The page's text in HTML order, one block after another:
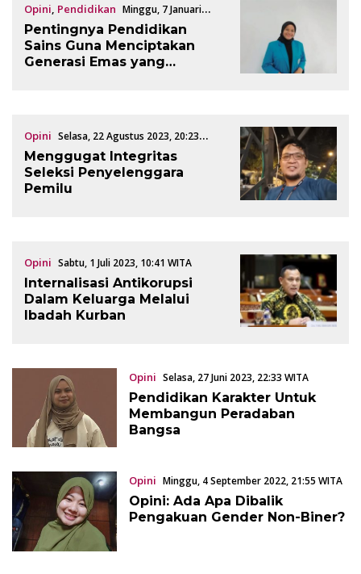
Opini, Pendidikan Minggu, 7 Januari
2024, 16:43 WITA
Pentingnya Pendidikan
Sains Guna Menciptakan
Generasi Emas yang
Opini Selasa, 22 Agustus 2023, 20:23
WITA
Menggugat Integritas
Seleksi Penyelenggara
Pemilu
Opini Sabtu, 1 Juli 2023, 10:41 WITA
Internalisasi Antikorupsi
Dalam Keluarga Melalui
Ibadah Kurban
Opini Selasa, 27 Juni 2023, 22:33 WITA
Pendidikan Karakter Untuk
Membangun Peradaban
Bangsa
Opini Minggu, 4 September 2022, 21:55 WITA
Opini: Ada Apa Dibalik
Pengakuan Gender Non-Biner?